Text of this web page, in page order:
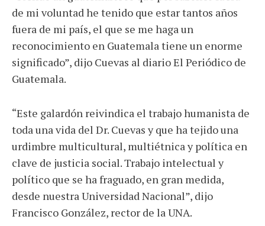
de mi voluntad he tenido que estar tantos años
fuera de mi país, el que se me haga un
reconocimiento en Guatemala tiene un enorme
significado”, dijo Cuevas al diario El Periódico de
Guatemala.
“Este galardón reivindica el trabajo humanista de
toda una vida del Dr. Cuevas y que ha tejido una
urdimbre multicultural, multiétnica y política en
clave de justicia social. Trabajo intelectual y
político que se ha fraguado, en gran medida,
desde nuestra Universidad Nacional”, dijo
Francisco González, rector de la UNA.